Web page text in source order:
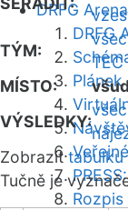
DRFG Arena
DRFG
Plánek
TÝM:
TEC
MÍSTO:
VÝSLEDKY:
Zobrazittabulku
Tučně je